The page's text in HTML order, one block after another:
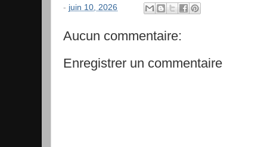
- juin 10, 2026
Aucun commentaire:
Enregistrer un commentaire